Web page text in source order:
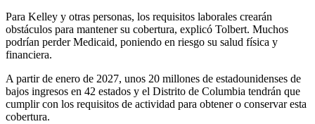
Para Kelley y otras personas, los requisitos laborales crearán
obstáculos para mantener su cobertura, explicó Tolbert. Muchos
podrían perder Medicaid, poniendo en riesgo su salud física y
financiera.
A partir de enero de 2027, unos 20 millones de estadounidenses de
bajos ingresos en 42 estados y el Distrito de Columbia tendrán que
cumplir con los requisitos de actividad para obtener o conservar esta
cobertura.